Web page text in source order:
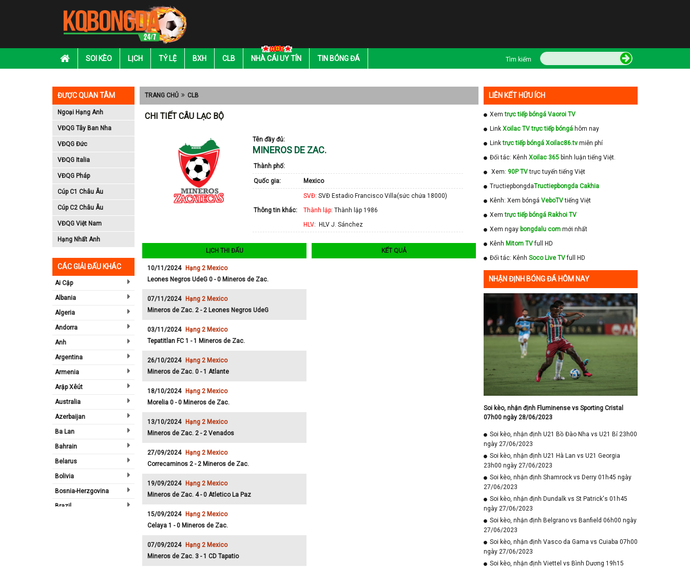
SOI KÈO LỊCH TỶ LỆ BXH CLB NHÀ CÁI UY TÍN TIN BÓNG ĐÁ Tìm kiếm
ĐƯỢC QUAN TÂM
Ngoại Hạng Anh
VĐQG Tây Ban Nha
VĐQG Đức
VĐQG Italia
VĐQG Pháp
Cúp C1 Châu Âu
Cúp C2 Châu Âu
VĐQG Việt Nam
Hạng Nhất Anh
CÁC GIẢI ĐẤU KHÁC
Ai Cập
Albania
Algeria
Andorra
Anh
Argentina
Armenia
Arập Xêút
Australia
Azerbaijan
Ba Lan
Bahrain
Belarus
Bolivia
Bosnia-Herzgovina
Brazil
TRANG CHỦ CLB
CHI TIẾT CÂU LẠC BỘ
Tên đầy đủ:
MINEROS DE ZAC.
Thành phố:
Quốc gia: Mexico
Thông tin khác:
SVĐ: SVĐ Estadio Francisco Villa(sức chứa 18000)
Thành lập: Thành lập 1986
HLV: HLV J. Sánchez
LỊCH THI ĐẤU KẾT QUẢ
10/11/2024 Hạng 2 Mexico
Leones Negros UdeG 0 - 0 Mineros de Zac.
07/11/2024 Hạng 2 Mexico
Mineros de Zac. 2 - 2 Leones Negros UdeG
03/11/2024 Hạng 2 Mexico
Tepatitlan FC 1 - 1 Mineros de Zac.
26/10/2024 Hạng 2 Mexico
Mineros de Zac. 0 - 1 Atlante
18/10/2024 Hạng 2 Mexico
Morelia 0 - 0 Mineros de Zac.
13/10/2024 Hạng 2 Mexico
Mineros de Zac. 2 - 2 Venados
27/09/2024 Hạng 2 Mexico
Correcaminos 2 - 2 Mineros de Zac.
19/09/2024 Hạng 2 Mexico
Mineros de Zac. 4 - 0 Atletico La Paz
15/09/2024 Hạng 2 Mexico
Celaya 1 - 0 Mineros de Zac.
07/09/2024 Hạng 2 Mexico
Mineros de Zac. 3 - 1 CD Tapatio
LIÊN KẾT HỮU ÍCH
Xemtrực tiếp bóngá Vaoroi TV
Link Xoilac TV trực tiếp bóngá hôm nay
Linktrực tiếp bóngá Xoilac86.tv miễn phí
Đối tác: Kênh Xoilac 365 bình luận tiếng Việt.
Xem: 90P TVtrực tuyến tiếng Việt
TructiepbongdaTructiepbongda Cakhia
Kênh: Xem bóngá VeboTVtiếng Việt
Xemtrực tiếp bóngá Rakhoi TV
Xem ngay bongdalu com mới nhất
Kênh Mitom TVfull HD
Đối tác: Kênh Soco Live TVfull HD
NHẬN ĐỊNH BÓNG ĐÁ HÔM NAY
Soi kèo, nhận định Fluminense vs Sporting Cristal
07h00 ngày 28/06/2023
Soi kèo, nhận định U21 Bồ Đào Nha vs U21 Bỉ 23h00
ngày 27/06/2023
Soi kèo, nhận định U21 Hà Lan vs U21 Georgia
23h00 ngày 27/06/2023
Soi kèo, nhận định Shamrock vs Derry 01h45 ngày
27/06/2023
Soi kèo, nhận định Dundalk vs St Patrick's 01h45
ngày 27/06/2023
Soi kèo, nhận định Belgrano vs Banfield 06h00 ngày
27/06/2023
Soi kèo, nhận định Vasco da Gama vs Cuiaba 07h00
ngày 27/06/2023
Soi kèo, nhận định Viettel vs Bình Dương 19h15